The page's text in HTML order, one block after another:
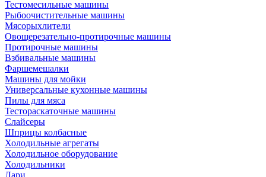
Тестомесильные машины
Рыбоочистительные машины
Мясорыхлители
Овощерезательно-протирочные машины
Протирочные машины
Взбивальные машины
Фаршемешалки
Машины для мойки
Универсальные кухонные машины
Пилы для мяса
Тестораскаточные машины
Слайсеры
Шприцы колбасные
Холодильные агрегаты
Холодильное оборудование
Холодильники
Лари